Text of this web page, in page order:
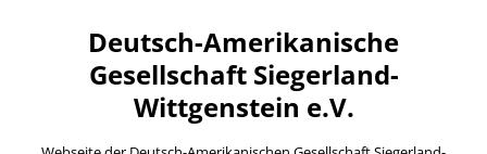
Deutsch-Amerikanische
Gesellschaft Siegerland-
Wittgenstein e.V.